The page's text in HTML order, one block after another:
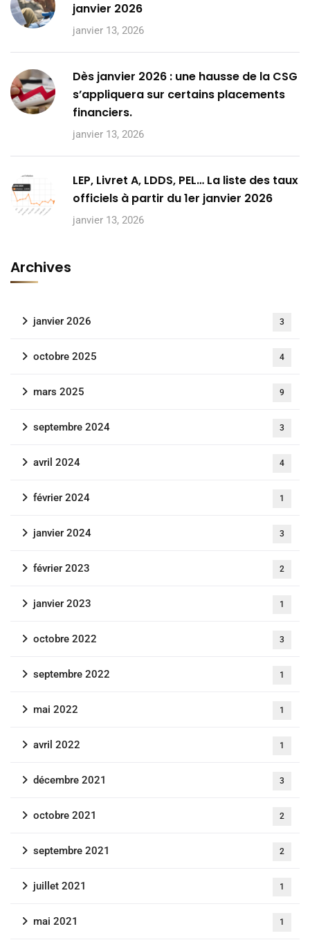
janvier 2026
janvier 13, 2026
Dès janvier 2026 : une hausse de la CSG
s’appliquera sur certains placements
financiers.
janvier 13, 2026
LEP, Livret A, LDDS, PEL… La liste des taux
officiels à partir du 1er janvier 2026
janvier 13, 2026
Archives
janvier 2026 3
octobre 2025 4
mars 2025 9
septembre 2024 3
avril 2024 4
février 2024 1
janvier 2024 3
février 2023 2
janvier 2023 1
octobre 2022 3
septembre 2022 1
mai 2022 1
avril 2022 1
décembre 2021 3
octobre 2021 2
septembre 2021 2
juillet 2021 1
mai 2021 1